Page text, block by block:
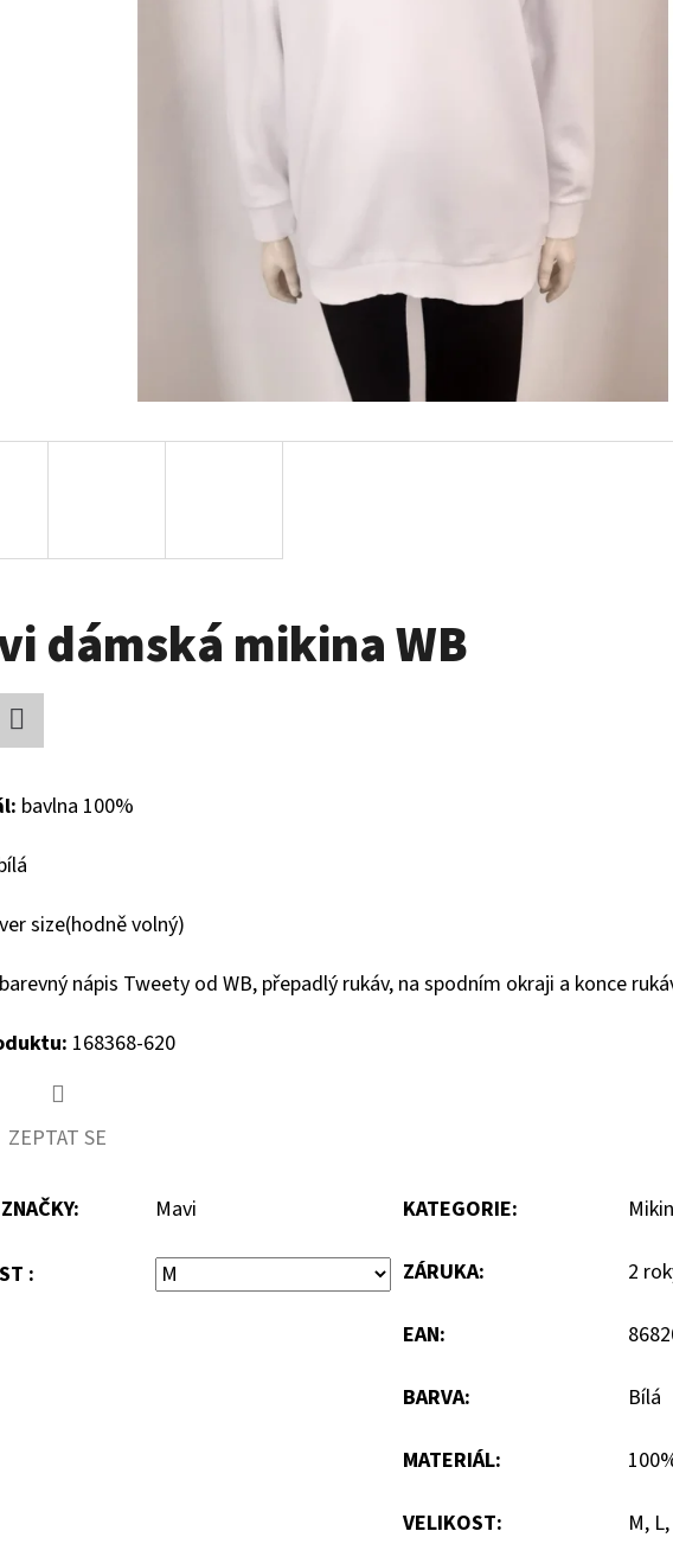
dámská mikina WB
bavlna 100%
size(hodně volný)
barevný nápis Tweety od WB, přepadlý rukáv, na spodním okraji a konce
168368-620
ZEPTAT SE
: Mavi
:
KATEGORIE:
ZÁRUKA: 2
EAN:
BARVA: Bílá
MATERIÁL:
VELIKOST: M,
MUSTANG PÁNSKÉ TRIKO S KRÁTKÝM